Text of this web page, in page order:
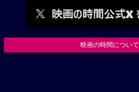
映画の時間について